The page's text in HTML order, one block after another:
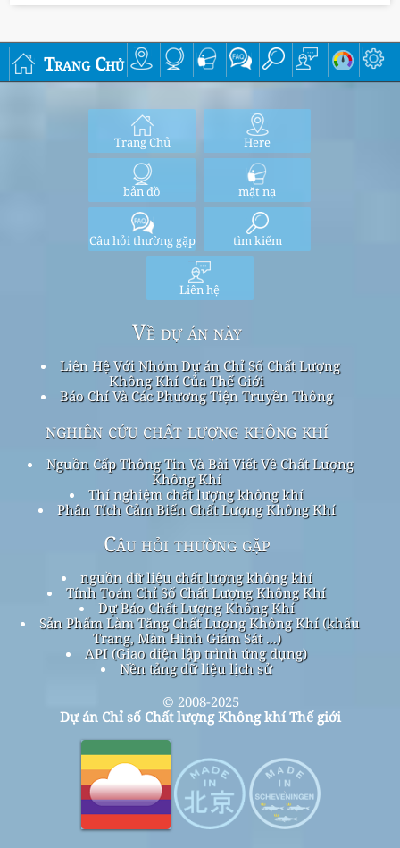
Trang Chủ
Trang Chủ Here
bản đồ mặt nạ
Câu hỏi thường gặp tìm kiếm
Liên hệ
Về dự án này
Liên Hệ Với Nhóm Dự án Chỉ Số Chất Lượng
Không Khí Của Thế Giới
Báo Chí Và Các Phương Tiện Truyền Thông
nghiên cứu chất lượng không khí
Nguồn Cấp Thông Tin Và Bài Viết Về Chất Lượng
Không Khí
Thí nghiệm chất lượng không khí
Phân Tích Cảm Biến Chất Lượng Không Khí
Câu hỏi thường gặp
nguồn dữ liệu chất lượng không khí
Tính Toán Chỉ Số Chất Lượng Không Khí
Dự Báo Chất Lượng Không Khí
Sản Phẩm Làm Tăng Chất Lượng Không Khí (khẩu
Trang, Màn Hình Giám Sát ...)
API (Giao diện lập trình ứng dụng)
Nền tảng dữ liệu lịch sử
© 2008-2025
Dự án Chỉ số Chất lượng Không khí Thế giới